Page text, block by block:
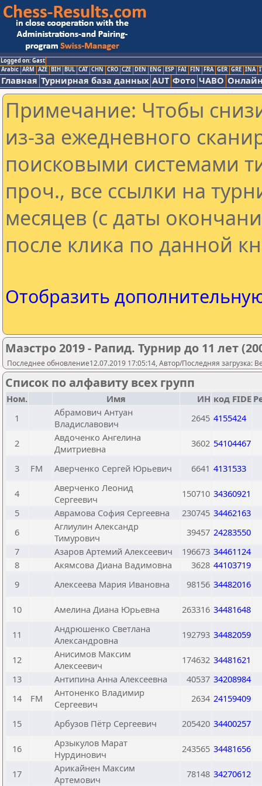
Logged on: Gast
Arabic ARM AZE BIH BUL CAT CHN CRO CZE DEN ENG ESP FAI FIN FRA GER GRE INA
Главная Турнирная база данных AUT Фото ЧАВО
Примечание: Чтобы
из-за ежедневного
поисковыми системами
проч., все ссылки на
месяцев (с даты
после клика по данной
Отобразить
Маэстро 2019 - Рапид. Турнир до 11 лет
Последнее обновление12.07.2019 17:05:14, Автор/Последняя загрузка:
Список по алфавиту всех групп
Ном. Имя ИН код FIDE
1
Абрамович Антуан
Владиславович
2645 4155424
2
Авдоченко Ангелина
Дмитриевна
3602 54104467
3 FM Аверченко Сергей Юрьевич 6641 4131533
4
Аверченко Леонид
Сергеевич
150710 34360921
5
Аврамова София Сергеевна 230745 34462163
6
Аглиулин Александр
Тимурович
39457 24283550
7
Азаров Артемий Алексеевич 196673 34461124
8
Акямсова Диана Вадимовна 3628 44103719
9
Алексеева Мария Ивановна 98156 34482016
10 Амелина Диана Юрьевна 263316 34481648
11
Андрюшенко Светлана
Александровна
192793 34482059
12
Анисимов Максим
Алексеевич
174632 34481621
13
Антипина Анна Алексеевна 40537 34208984
14
FM
Антоненко Владимир
Сергеевич
2634 24159409
15 Арбузов Пётр Сергеевич 205420 34400257
16
Арзыкулов Марат
Нурдинович
243565 34481656
17
Арикайнен Максим
Артемович
78148 34270612